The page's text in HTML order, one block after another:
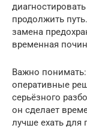
продолжить
замена
временная
Важно
оперативные
серьёзного
он сделает
лучше ехать для